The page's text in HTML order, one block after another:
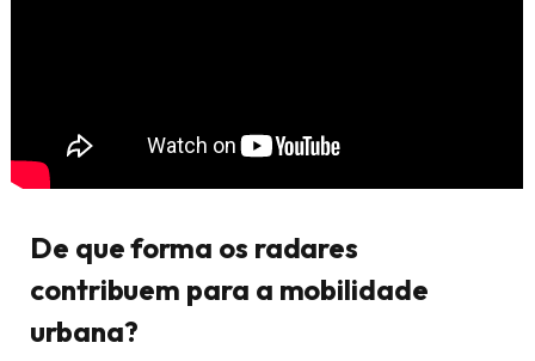
De que forma os radares
contribuem para a mobilidade
urbana?